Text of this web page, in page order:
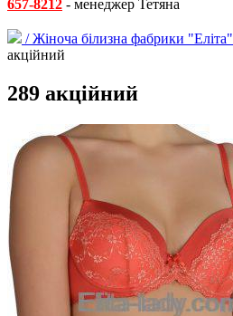
657-8212 - менеджер Тетяна
/Жіноча білизна фабрики "Еліта"
акційний
289 акційний